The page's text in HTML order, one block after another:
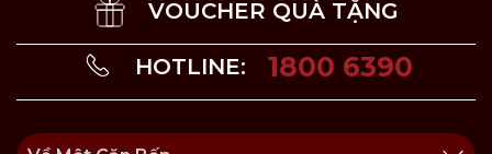
VOUCHER QUÀ TẶNG
HOTLINE: 1800 6390